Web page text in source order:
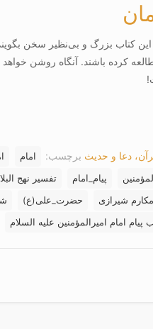
اين كتاب بزرگ و بى‌نظير سخن
مطالعه كرده باشند. آنگاه روشن
دعا و حدیث برچسب: امام
پیام_امام تفسیر نهج
مکارم شیرازی حضرت_علی(ع)
پیام امام امیرالمؤمنین علیه السلام